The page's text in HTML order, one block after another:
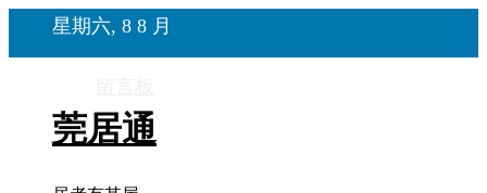
星期六, 8 8 月
莞居通